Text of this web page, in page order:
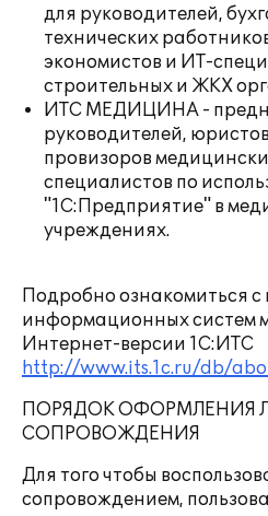
для руководителей,
технических
экономистов и ИТ-
строительных и ЖКХ
ИТС МЕДИЦИНА -
руководителей,
провизоров
специалистов по
"1С:Предприятие" в
учреждениях.
Подробно ознакомиться с
информационных систем
Интернет-версии 1С:ИТС
http://www.its.1c.ru/db/
ПОРЯДОК ОФОРМЛЕНИЯ
СОПРОВОЖДЕНИЯ
Для того чтобы
сопровождением,